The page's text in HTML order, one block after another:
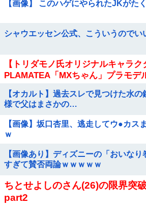
【画像】 このハゲにやられたJKがた
シャウエッセン公式、こういうのでい
【トリダモノ氏オリジナルキャラク
PLAMATEA「MXちゃん」プラモデ
【オカルト】過去スレで見つけた水
様で父はまさかの…
【画像】坂口杏里、逃走してウ●カス
ｗ
【画像あり】ディズニーの「おいな
すぎて賛否両論ｗｗｗｗｗ
ちとせよしのさん(26)の限界突
part2